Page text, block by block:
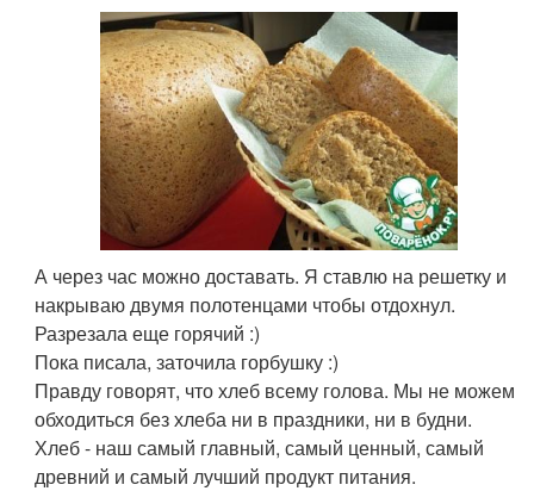
А через час можно доставать. Я ставлю на решетку и
накрываю двумя полотенцами чтобы отдохнул.
Разрезала еще горячий :)
Пока писала, заточила горбушку :)
Правду говорят, что хлеб всему голова. Мы не можем
обходиться без хлеба ни в праздники, ни в будни.
Хлеб - наш самый главный, самый ценный, самый
древний и самый лучший продукт питания.